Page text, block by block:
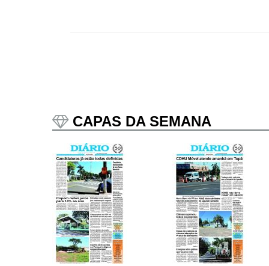
CAPAS DA SEMANA